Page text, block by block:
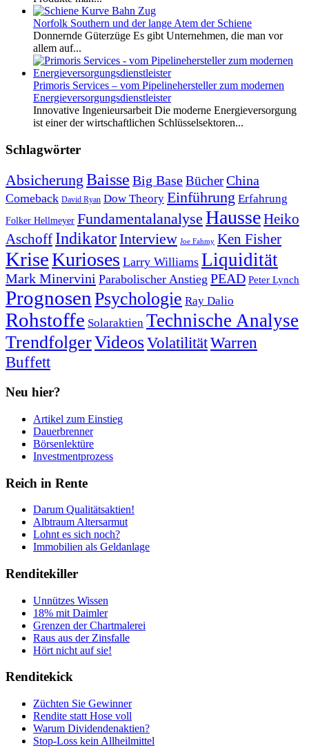
Norfolk Southern und der lange Atem der Schiene
Donnernde Güterzüge Es gibt Unternehmen, die man vor
allem auf...
Primoris Services – vom Pipelinehersteller zum modernen
Energieversorgungsdienstleister
Innovative Ingenieursarbeit Die moderne Energieversorgung
ist einer der wirtschaftlichen Schlüsselsektoren...
Schlagwörter
Absicherung Baisse Big BaseBücherChina
Comeback David Ryan Dow Theory Einführung Erfahrung
Folker Hellmeyer Fundamentalanalyse HausseHeiko
Aschoff IndikatorInterview Joe Fahmy Ken Fisher
KriseKurioses Larry Williams Liquidität
Mark Minervini Parabolischer Anstieg PEAD Peter Lynch
Prognosen Psychologie Ray Dalio
Rohstoffe Solaraktien Technische Analyse
TrendfolgerVideosVolatilitätWarren
Buffett
Neu hier?
Artikel zum Einstieg
Dauerbrenner
Börsenlektüre
Investmentprozess
Reich in Rente
Darum Qualitätsaktien!
Albtraum Altersarmut
Lohnt es sich noch?
Immobilien als Geldanlage
Renditekiller
Unnützes Wissen
18% mit Daimler
Grenzen der Chartmalerei
Raus aus der Zinsfalle
Hört nicht auf sie!
Renditekick
Züchten Sie Gewinner
Rendite statt Hose voll
Warum Dividendenaktien?
Stop-Loss kein Allheilmittel